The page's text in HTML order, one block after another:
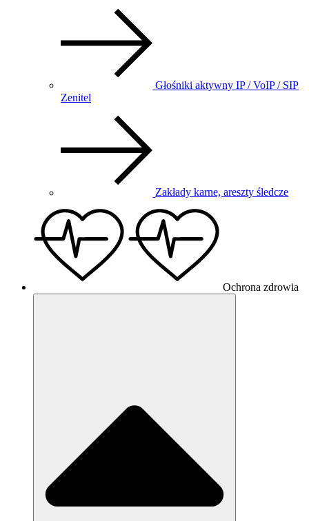
Głośniki aktywny IP / VoIP / SIP
Zenitel
Zakłady karne, areszty śledcze
Ochrona zdrowia